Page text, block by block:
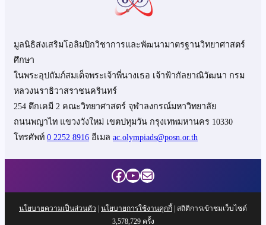
มูลนิธิส่งเสริมโอลิมปิกวิชาการและพัฒนามาตรฐานวิทยาศาสตร์
ศึกษา
ในพระอุปถัมภ์สมเด็จพระเจ้าพี่นางเธอ เจ้าฟ้ากัลยาณิวัฒนา กรม
หลวงนราธิวาสราชนครินทร์
254 ตึกเคมี 2 คณะวิทยาศาสตร์ จุฬาลงกรณ์มหาวิทยาลัย
ถนนพญาไท แขวงวังใหม่ เขตปทุมวัน กรุงเทพมหานคร 10330
โทรศัพท์ 0 2252 8916 อีเมล ac.olympiads@posn.or.th
Facebook
YouTube
Mail
นโยบายความเป็นส่วนตัว | นโยบายการใช้งานคุกกี้ | สถิติการเข้าชมเว็บไซต์
3,578,729ครั้ง